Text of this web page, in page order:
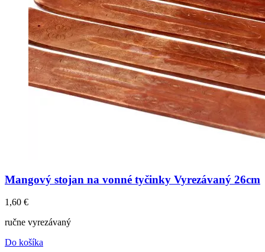
Mangový stojan na vonné tyčinky Vyrezávaný 26cm
1,60 €
ručne vyrezávaný
Do košíka